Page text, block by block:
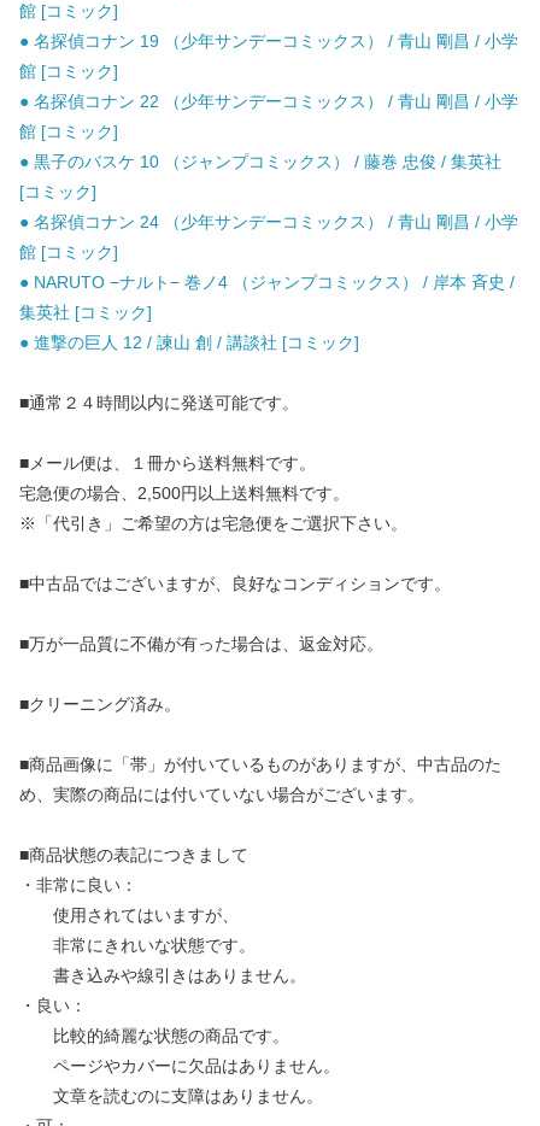
館 [コミック]
● 名探偵コナン 19 （少年サンデーコミックス） / 青山 剛昌 / 小学
館 [コミック]
● 名探偵コナン 22 （少年サンデーコミックス） / 青山 剛昌 / 小学
館 [コミック]
● 黒子のバスケ 10 （ジャンプコミックス） / 藤巻 忠俊 / 集英社
[コミック]
● 名探偵コナン 24 （少年サンデーコミックス） / 青山 剛昌 / 小学
館 [コミック]
● NARUTO −ナルト− 巻ノ4 （ジャンプコミックス） / 岸本 斉史 /
集英社 [コミック]
● 進撃の巨人 12 / 諫山 創 / 講談社 [コミック]
■通常２４時間以内に発送可能です。
■メール便は、１冊から送料無料です。
宅急便の場合、2,500円以上送料無料です。
※「代引き」ご希望の方は宅急便をご選択下さい。
■中古品ではございますが、良好なコンディションです。
■万が一品質に不備が有った場合は、返金対応。
■クリーニング済み。
■商品画像に「帯」が付いているものがありますが、中古品のた
め、実際の商品には付いていない場合がございます。
■商品状態の表記につきまして
・非常に良い：
使用されてはいますが、
非常にきれいな状態です。
書き込みや線引きはありません。
・良い：
比較的綺麗な状態の商品です。
ページやカバーに欠品はありません。
文章を読むのに支障はありません。